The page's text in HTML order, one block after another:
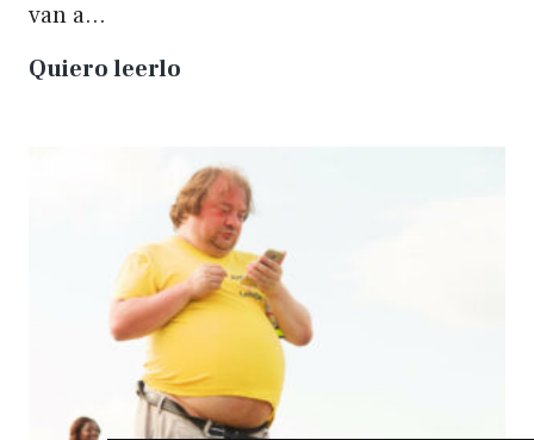
van a…
Quiero leerlo
matará
a
la
creatividad